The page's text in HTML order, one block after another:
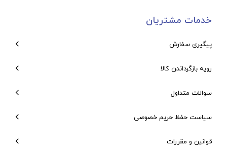
خدمات مشتریان
پیگیری سفارش
رویه بازگرداندن کالا
سوالات متداول
سیاست حفظ حریم خصوصی
قوانین و مقررات